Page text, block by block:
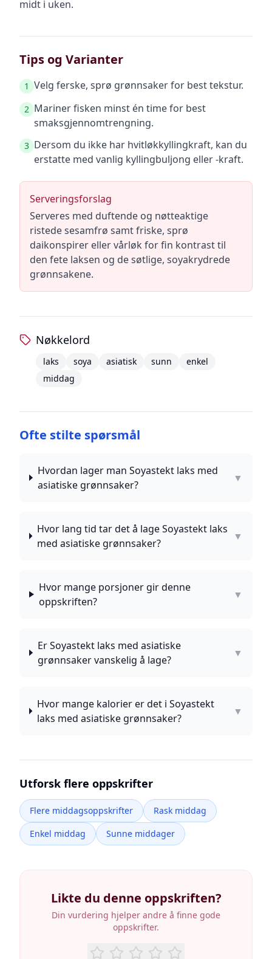
midt i uken.
Tips og Varianter
1 Velg ferske, sprø grønnsaker for best tekstur.
2 Mariner fisken minst én time for best
smaksgjennomtrengning.
3 Dersom du ikke har hvitløkkyllingkraft, kan du
erstatte med vanlig kyllingbuljong eller -kraft.
Serveringsforslag
Serveres med duftende og nøtteaktige
ristede sesamfrø samt friske, sprø
daikonspirer eller vårløk for fin kontrast til
den fete laksen og de søtlige, soyakrydrede
grønnsakene.
Nøkkelord
laks soya asiatisk sunn
enkel
middag
Ofte stilte spørsmål
Hvordan lager man Soyastekt laks med
asiatiske grønnsaker?
▼
Hvor lang tid tar det å lage Soyastekt laks
med asiatiske grønnsaker?
▼
Hvor mange porsjoner gir denne
oppskriften?
▼
Er Soyastekt laks med asiatiske
grønnsaker vanskelig å lage?
▼
Hvor mange kalorier er det i Soyastekt
laks med asiatiske grønnsaker?
▼
Utforsk flere oppskrifter
Flere middagsoppskrifter
Rask middag
Enkel middag
Sunne middager
Likte du denne oppskriften?
Din vurdering hjelper andre å finne gode
oppskrifter.